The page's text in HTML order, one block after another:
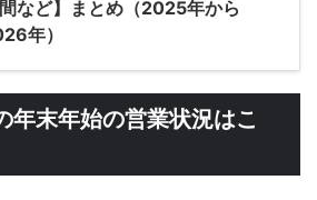
など】まとめ（2025年から
年）
年末年始の営業状況はこ